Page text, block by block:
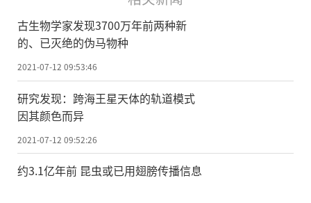
古生物学家发现3700万年前两种新
的、已灭绝的伪马物种
2021-07-12 09:53:46
研究发现：跨海王星天体的轨道模式
因其颜色而异
2021-07-12 09:52:26
约3.1亿年前 昆虫或已用翅膀传播信息